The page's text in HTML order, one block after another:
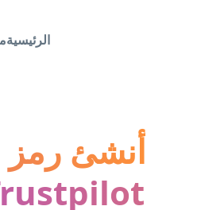
الرئيسية
أنشئ رمز